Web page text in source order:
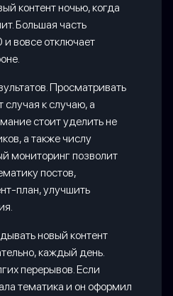
контент ночью, когда
Большая часть
вовсе отключает
Просматривать
случая к случаю, а
стоит уделить не
а также числу
мониторинг позволит
постов,
план, улучшить
новый контент
каждый день.
перерывов. Если
тематика и он оформил